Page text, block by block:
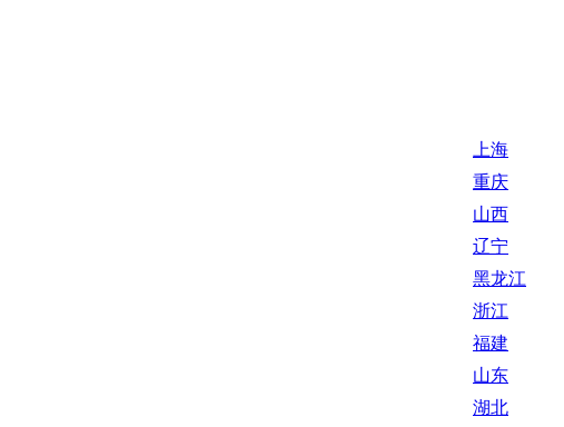
上海
重庆
山西
辽宁
黑龙江
浙江
福建
山东
湖北